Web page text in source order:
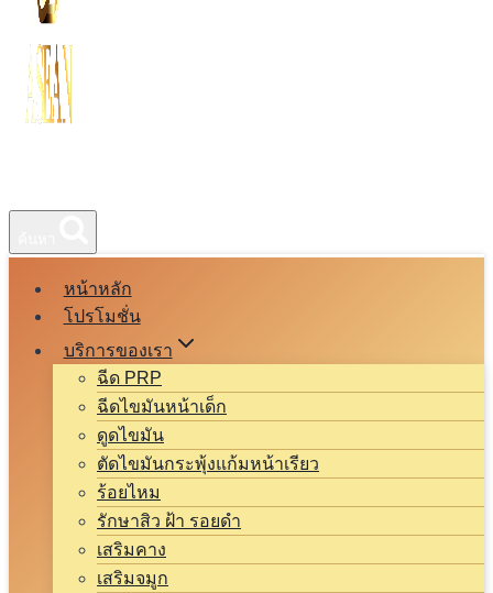
หน้าหลัก
โปรโมชั่น
บริการของเรา
ฉีด PRP
ฉีดไขมันหน้าเด็ก
ดูดไขมัน
ตัดไขมันกระพุ้งแก้มหน้าเรียว
ร้อยไหม
รักษาสิว ฝ้า รอยดำ
เสริมคาง
เสริมจมูก